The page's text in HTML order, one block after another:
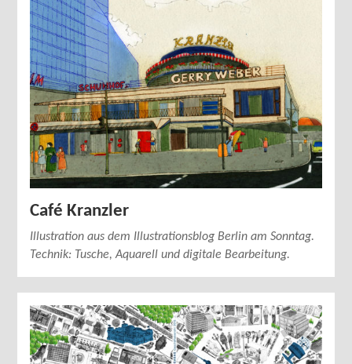
Café Kranzler
Illustration aus dem Illustrationsblog Berlin am Sonntag.
Technik: Tusche, Aquarell und digitale Bearbeitung.